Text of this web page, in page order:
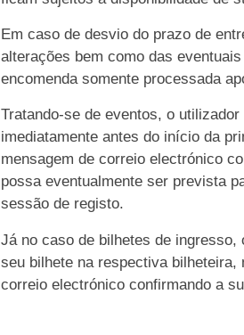
Em caso de desvio do prazo de
alterações bem como das
encomenda somente processada
Tratando-se de eventos, o
imediatamente antes do início da
mensagem de correio electrónico
possa eventualmente ser prevista
sessão de registo.
Já no caso de bilhetes de
seu bilhete na respectiva bilheteira,
correio electrónico confirmando a